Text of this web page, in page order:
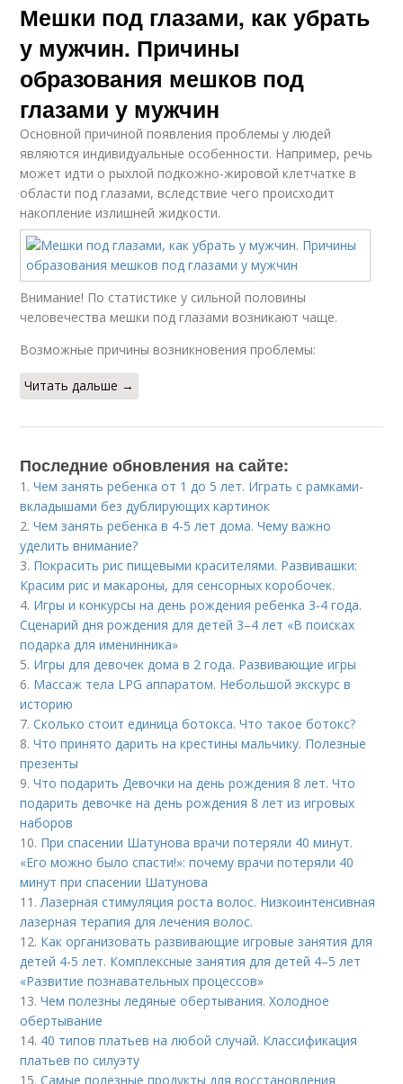
Мешки под глазами, как убрать
у мужчин. Причины
образования мешков под
глазами у мужчин
Основной причиной появления проблемы у людей
являются индивидуальные особенности. Например, речь
может идти о рыхлой подкожно-жировой клетчатке в
области под глазами, вследствие чего происходит
накопление излишней жидкости.
Внимание! По статистике у сильной половины
человечества мешки под глазами возникают чаще.
Возможные причины возникновения проблемы:
Читать дальше →
Последние обновления на сайте:
1.Чем занять ребенка от 1 до 5 лет. Играть с рамками-
вкладышами без дублирующих картинок
2.Чем занять ребенка в 4-5 лет дома. Чему важно
уделить внимание?
3. Покрасить рис пищевыми красителями. Развивашки:
Красим рис и макароны, для сенсорных коробочек.
4. Игры и конкурсы на день рождения ребенка 3-4 года.
Сценарий дня рождения для детей 3–4 лет «В поисках
подарка для именинника»
5. Игры для девочек дома в 2 года. Развивающие игры
6. Массаж тела LPG аппаратом. Небольшой экскурс в
историю
7.Сколько стоит единица ботокса. Что такое ботокс?
8.Что принято дарить на крестины мальчику. Полезные
презенты
9.Что подарить Девочки на день рождения 8 лет. Что
подарить девочке на день рождения 8 лет из игровых
наборов
10. При спасении Шатунова врачи потеряли 40 минут.
«Его можно было спасти!»: почему врачи потеряли 40
минут при спасении Шатунова
11.Лазерная стимуляция роста волос. Низкоинтенсивная
лазерная терапия для лечения волос.
12. Как организовать развивающие игровые занятия для
детей 4-5 лет. Комплексные занятия для детей 4–5 лет
«Развитие познавательных процессов»
13.Чем полезны ледяные обертывания. Холодное
обертывание
14. 40 типов платьев на любой случай. Классификация
платьев по силуэту
15.Самые полезные продукты для восстановления